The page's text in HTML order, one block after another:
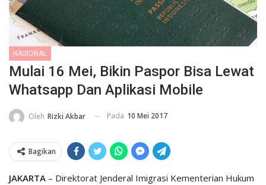
NASIONAL
Mulai 16 Mei, Bikin Paspor Bisa Lewat
Whatsapp Dan Aplikasi Mobile
Oleh Rizki Akbar Pada 10 Mei 2017
Bagikan
JAKARTA – Direktorat Jenderal Imigrasi Kementerian Hukum